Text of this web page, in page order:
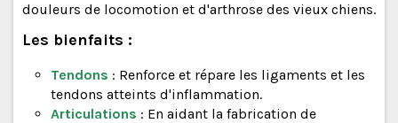
douleurs de locomotion et d'arthrose des vieux chiens.
Les bienfaits :
Tendons : Renforce et répare les ligaments et les
tendons atteints d'inflammation.
Articulations : En aidant la fabrication de